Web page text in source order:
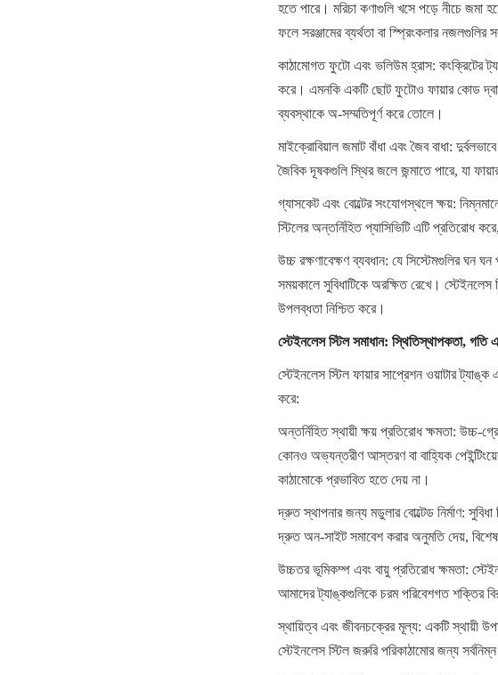
হতে পারে। মরিচা কণাগুলি খসে পড়ে নীচে জমা
ফলে সরঞ্জামের ব্যর্থতা বা স্প্রিংকলার
কাঠামোগত ফুটো এবং ভলিউম হ্রাস: কংক্রিটের
করে। এমনকি একটি ছোট ফুটোও ফায়ার কোড
ব্যবস্থাকে অ-সম্মতিপূর্ণ করে তোলে।
মাইক্রোবিয়াল জমাট বাঁধা এবং জৈব বাধা:
জৈবিক দূষকগুলি স্থির জলে জন্মাতে পারে, যা
গ্যাসকেট এবং বোল্টের সংযোগস্থলে ক্ষয়:
স্টিলের অন্তর্নিহিত প্যাসিভিটি এটি প্রতিরোধ
উচ্চ রক্ষণাবেক্ষণ ব্যবধান: যে সিস্টেমগুলির ঘন
সময়কালে সুবিধাটিকে অরক্ষিত রেখে। স্টেইনলেস
উপলব্ধতা নিশ্চিত করে।
স্টেইনলেস স্টিল সমাধান: স্থিতিস্থাপকতা, গতি
স্টেইনলেস স্টিল ফায়ার সাপ্রেশন ওয়াটার
করে:
অন্তর্নিহিত স্থায়ী ক্ষয় প্রতিরোধ ক্ষমতা: উচ্চ-
কোনও অভ্যন্তরীণ আস্তরণ বা বাহ্যিক
কাঠামোকে প্রভাবিত হতে দেয় না।
দ্রুত স্থাপনার জন্য মডুলার বোল্টেড নির্মাণ:
দ্রুত অন-সাইট সমাবেশ করার অনুমতি দেয়,
উচ্চতর ভূমিকম্প এবং বায়ু প্রতিরোধ ক্ষমতা:
আমাদের ট্যাঙ্কগুলিকে চরম পরিবেশগত শক্তির
স্থায়িত্ব এবং জীবনচক্রের মূল্য: একটি স্থায়ী
স্টেইনলেস স্টিল জরুরি পরিকাঠামোর জন্য